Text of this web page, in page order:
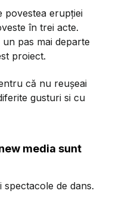
povestea erupției
în trei acte.
pas mai departe
proiect.
că nu reușeai
gusturi si cu
media sunt
de dans.